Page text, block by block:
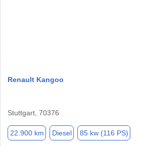
Renault Kangoo
Stuttgart, 70376
22.900 km Diesel 85 kw (116 PS)